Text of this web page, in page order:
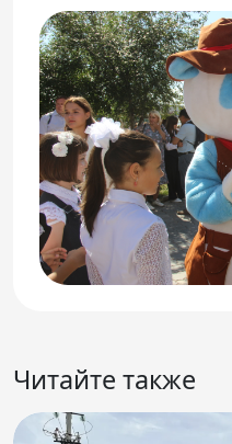
Читайте также